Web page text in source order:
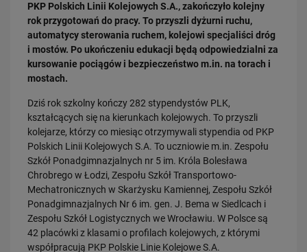
PKP Polskich Linii Kolejowych S.A., zakończyło kolejny
rok przygotowań do pracy. To przyszli dyżurni ruchu,
automatycy sterowania ruchem, kolejowi specjaliści dróg
i mostów. Po ukończeniu edukacji będą odpowiedzialni za
kursowanie pociągów i bezpieczeństwo m.in. na torach i
mostach.
Dziś rok szkolny kończy 282 stypendystów PLK,
kształcących się na kierunkach kolejowych. To przyszli
kolejarze, którzy co miesiąc otrzymywali stypendia od PKP
Polskich Linii Kolejowych S.A. To uczniowie m.in. Zespołu
Szkół Ponadgimnazjalnych nr 5 im. Króla Bolesława
Chrobrego w Łodzi, Zespołu Szkół Transportowo-
Mechatronicznych w Skarżysku Kamiennej, Zespołu Szkół
Ponadgimnazjalnych Nr 6 im. gen. J. Bema w Siedlcach i
Zespołu Szkół Logistycznych we Wrocławiu. W Polsce są
42 placówki z klasami o profilach kolejowych, z którymi
współpracują PKP Polskie Linie Kolejowe S.A.
03.08.2026
Dzięki KPO kolej zmieniła Limanową
PRZECZYTAJ
31.07.2026